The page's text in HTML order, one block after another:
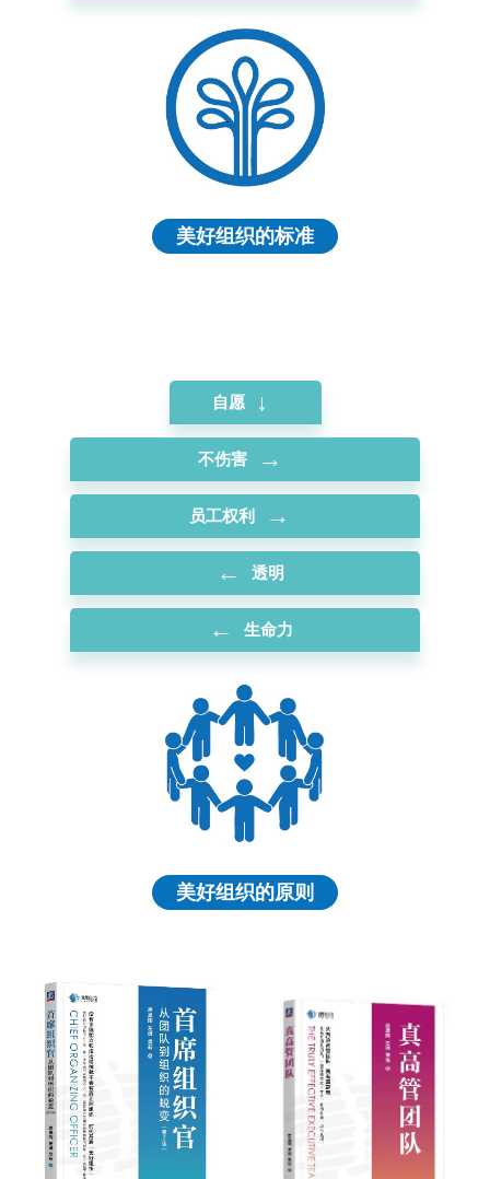
美好组织的标准
自愿 ↓
不伤害 →
员工权利 →
← 透明
← 生命力
美好组织的原则